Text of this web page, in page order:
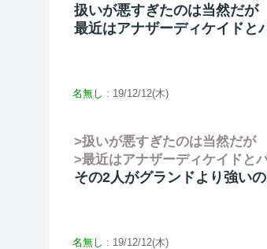
扱いが悪すぎたのは当然だが
最近はアナザーディケイドと
名無し : 19/12/12(木)
>扱いが悪すぎたのは当然だが
>最近はアナザーディケイドと
その2人がグランドより強い
名無し : 19/12/12(木)